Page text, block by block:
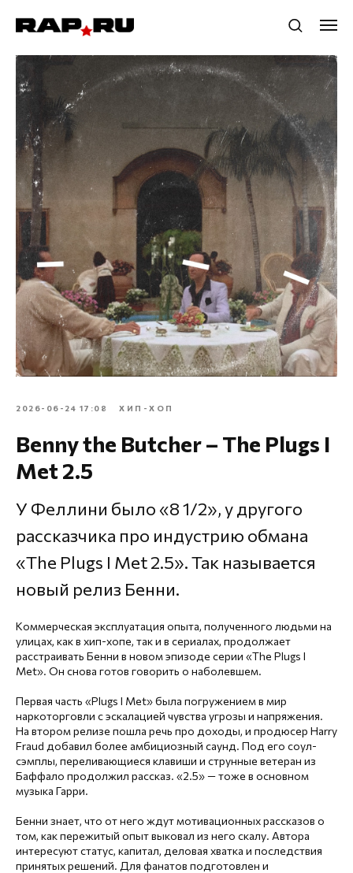
2026-06-24 17:08 ХИП-ХОП
Benny the Butcher – The Plugs I
Met 2.5
У Феллини было «8 1/2», у другого
рассказчика про индустрию обмана
«The Plugs I Met 2.5». Так называется
новый релиз Бенни.
Коммерческая эксплуатация опыта, полученного людьми на
улицах, как в хип-хопе, так и в сериалах, продолжает
расстраивать Бенни в новом эпизоде серии «The Plugs I
Met». Он снова готов говорить о наболевшем.
Первая часть «Plugs I Met» была погружением в мир
наркоторговли с эскалацией чувства угрозы и напряжения.
На втором релизе пошла речь про доходы, и продюсер Harry
Fraud добавил более амбициозный саунд. Под его соул-
сэмплы, переливающиеся клавиши и струнные ветеран из
Баффало продолжил рассказ. «2.5» — тоже в основном
музыка Гарри.
Бенни знает, что от него ждут мотивационных рассказов о
том, как пережитый опыт выковал из него скалу. Автора
интересуют статус, капитал, деловая хватка и последствия
принятых решений. Для фанатов подготовлен и